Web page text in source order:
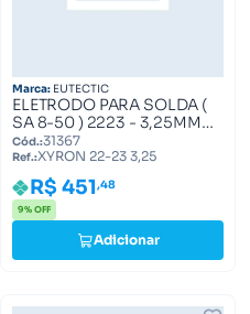
Marca: EUTECTIC
ELETRODO PARA SOLDA (
SA 8-50 ) 2223 - 3,25MM
XYRON 22-23 3,25
Cód.:31367
Ref.:XYRON 22-23 3,25
R$ 451,48
9% OFF
Adicionar